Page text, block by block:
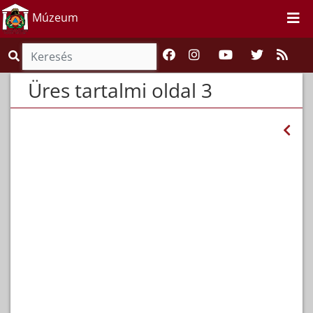
Múzeum
Üres tartalmi oldal 3